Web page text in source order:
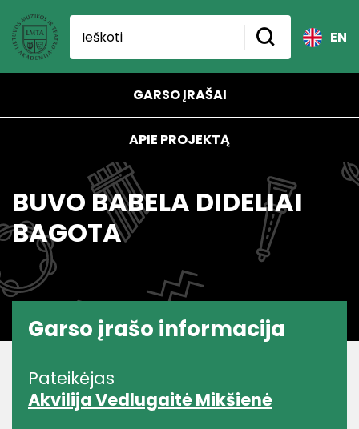
EN
GARSO ĮRAŠAI
APIE PROJEKTĄ
BUVO BABELA DIDELIAI
BAGOTA
Garso įrašo informacija
Pateikėjas
Akvilija Vedlugaitė Mikšienė